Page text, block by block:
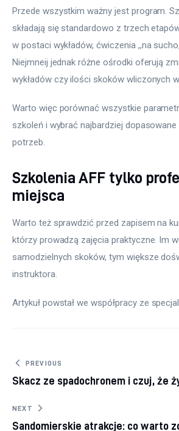
Przede wszystkim ważny jest program.
składają się standardowo z trzech
w postaci wykładów, ćwiczenia ,,na
Niejmneij jednak różne ośrodki oferują
wykładów czy ilości skoków wliczonych
Warto więc porównać wszystkie
szkoleń i wybrać najbardziej dopasowane
potrzeb.
Szkolenia AFF tylko
miejsca
Warto też sprawdzić przed zapisem na
którzy prowadzą zajęcia praktyczne. Im
samodzielnych skoków, tym większe
instruktora.
Artykuł powstał we współpracy ze
Nawigacja wpisu
PREVIOUS
Skacz ze spadochronem i czuj, że
NEXT
Sandomierskie atrakcje: co warto